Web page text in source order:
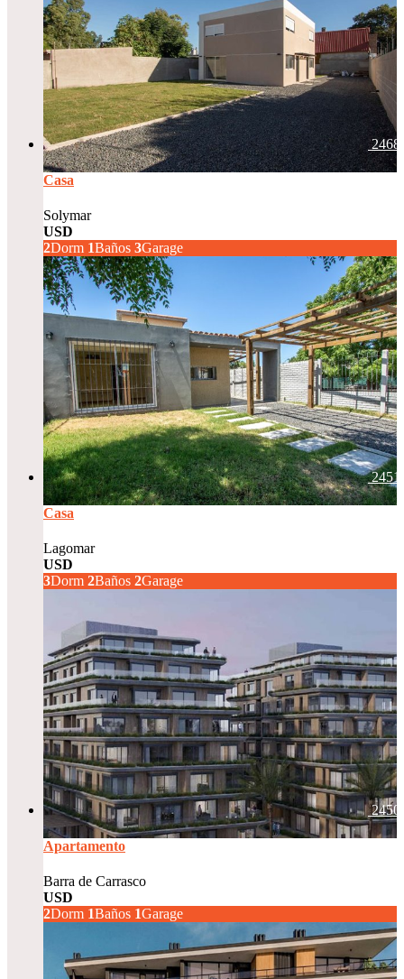
Casa
Solymar
USD
2Dorm 1Baños 3Garage
Casa
Lagomar
USD
3Dorm 2Baños 2Garage
Apartamento
Barra de Carrasco
USD
2Dorm 1Baños 1Garage